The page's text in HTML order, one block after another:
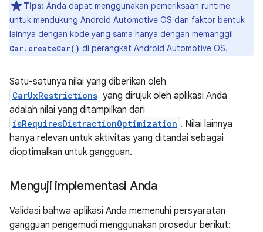
Tips: Anda dapat menggunakan pemeriksaan runtime
untuk mendukung Android Automotive OS dan faktor bentuk
lainnya dengan kode yang sama hanya dengan memanggil
Car.createCar() di perangkat Android Automotive OS.
Satu-satunya nilai yang diberikan oleh
CarUxRestrictions yang dirujuk oleh aplikasi Anda
adalah nilai yang ditampilkan dari
isRequiresDistractionOptimization . Nilai lainnya
hanya relevan untuk aktivitas yang ditandai sebagai
dioptimalkan untuk gangguan.
Menguji implementasi Anda
Validasi bahwa aplikasi Anda memenuhi persyaratan
gangguan pengemudi menggunakan prosedur berikut: